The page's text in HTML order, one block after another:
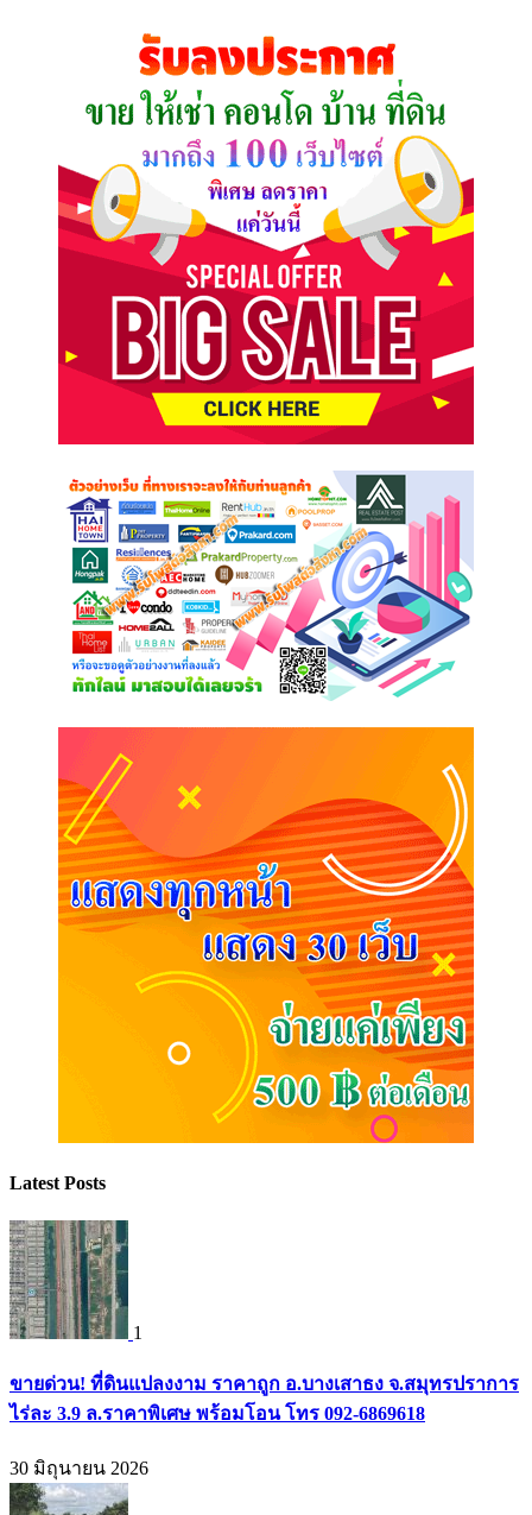
Latest Posts
1
ขายด่วน! ที่ดินแปลงงาม ราคาถูก อ.บางเสาธง จ.สมุทรปราการ
ไร่ละ 3.9 ล.ราคาพิเศษ พร้อมโอน โทร 092-6869618
30 มิถุนายน 2026